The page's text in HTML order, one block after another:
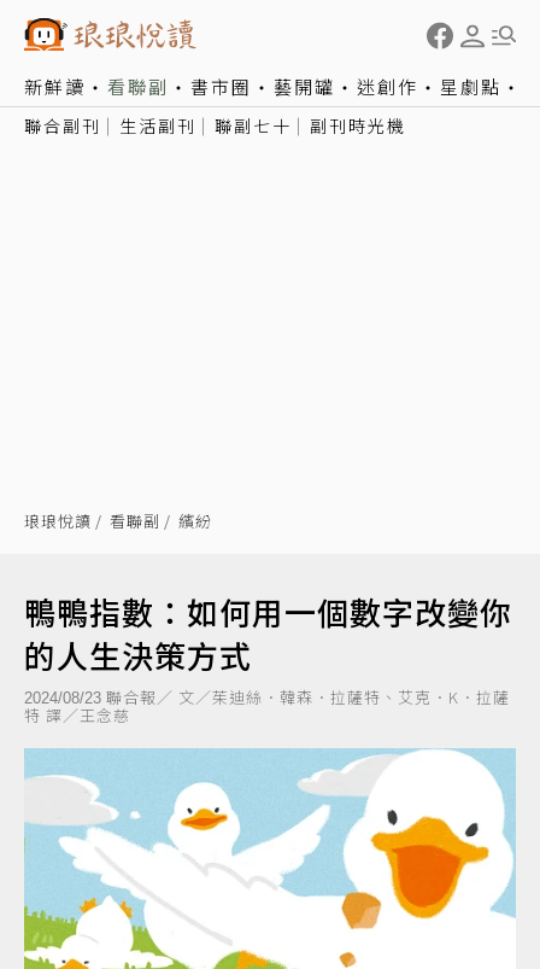
新鮮讀 看聯副 書市圈 藝開罐 迷創作 星劇點
聯合副刊 生活副刊 聯副七十 副刊時光機
琅琅悅讀 看聯副 繽紛
鴨鴨指數：如何用一個數字改變你
的人生決策方式
2024/08/23 聯合報／ 文／茱迪絲．韓森．拉薩特、艾克．K．拉薩
特 譯／王念慈